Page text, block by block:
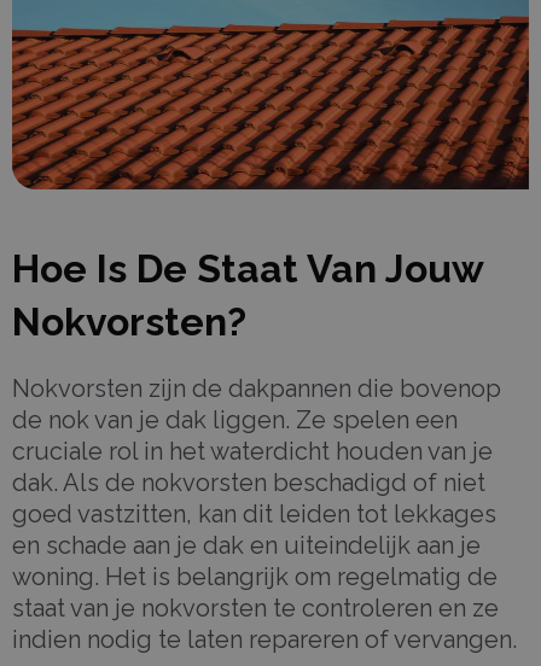
Hoe Is De Staat Van Jouw
Nokvorsten?
Nokvorsten zijn de dakpannen die bovenop
de nok van je dak liggen. Ze spelen een
cruciale rol in het waterdicht houden van je
dak. Als de nokvorsten beschadigd of niet
goed vastzitten, kan dit leiden tot lekkages
en schade aan je dak en uiteindelijk aan je
woning. Het is belangrijk om regelmatig de
staat van je nokvorsten te controleren en ze
indien nodig te laten repareren of vervangen.